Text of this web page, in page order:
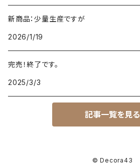
新商品：少量生産ですが
2026/1/19
完売！終了です。
2025/3/3
記事一覧を見る
© Decora43